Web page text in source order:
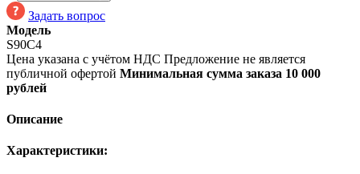
Задать вопрос
Модель
S90C4
Цена указана с учётом НДС Предложение не является
публичной офертой Минимальная сумма заказа 10 000
рублей
Описание
Характеристики: